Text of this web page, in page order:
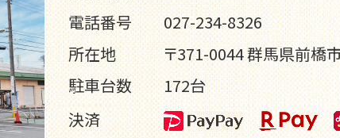
電話番号
027-234-8326
所在地
〒371-0044 群馬県前橋
駐車台数
172台
決済